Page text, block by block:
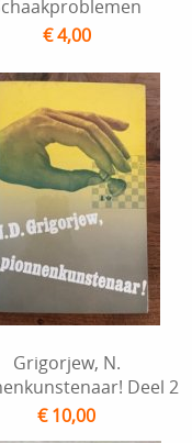
€ 4,00
Grigorjew, N.
Deel 2
€ 10,00